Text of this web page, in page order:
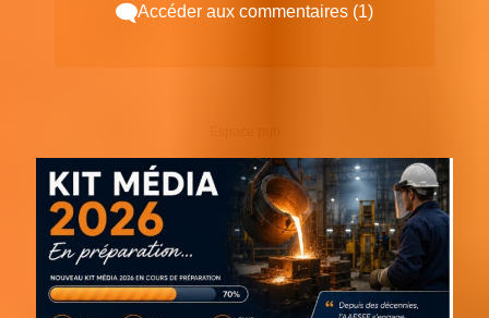
Accéder aux commentaires (1)